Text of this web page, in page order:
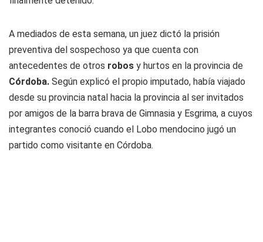
A mediados de esta semana, un juez dictó la prisión
preventiva del sospechoso ya que cuenta con
antecedentes de otros robos y hurtos en la provincia de
Córdoba. Según explicó el propio imputado, había viajado
desde su provincia natal hacia la provincia al ser invitados
por amigos de la barra brava de Gimnasia y Esgrima, a cuyos
integrantes conoció cuando el Lobo mendocino jugó un
partido como visitante en Córdoba.